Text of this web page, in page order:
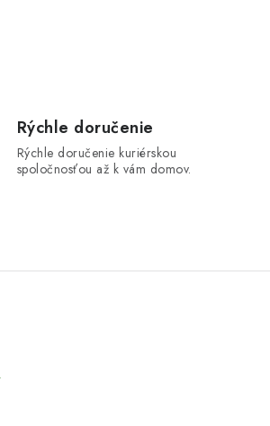
i
Rýchle doručenie
Rýchle doručenie kuriérskou
spoločnosťou až k vám domov.